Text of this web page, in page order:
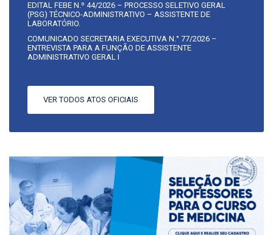
EDITAL FEBE N.º 44/2026 – PROCESSO SELETIVO GERAL
(PSG) TÉCNICO-ADMINISTRATIVO – ASSISTENTE DE
LABORATÓRIO.
COMUNICADO SECRETARIA EXECUTIVA N.° 77/2026 –
ENTREVISTA PARA A FUNÇÃO DE ASSISTENTE
ADMINISTRATIVO GERAL I
VER TODOS ATOS OFICIAIS